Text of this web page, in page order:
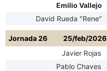
Emilio Vallejo
David Rueda "Rene"
Jornada 26
25/feb/2026
Javier Rojas
Pablo Chaves